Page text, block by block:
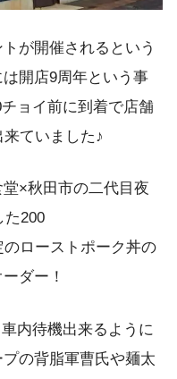
が開催されるという
開店9周年という事
ョイ前に到着で店舗
ていました♪
×秋田市の二代目夜
た200
ローストポーク丼の
ダー！
内待機出来るように
の背脂軍曹氏や麺太